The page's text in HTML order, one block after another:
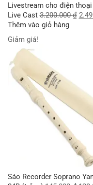
Livestream cho điện thoại
Live Cast 3.200.000₫
Thêm vào giỏ hàng
Giảm giá!
Sáo Recorder Soprano